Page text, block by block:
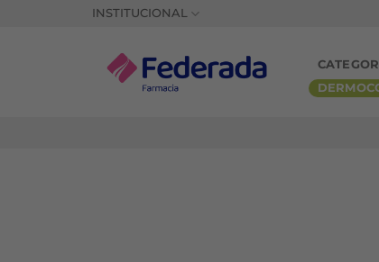
INSTITUCIONAL